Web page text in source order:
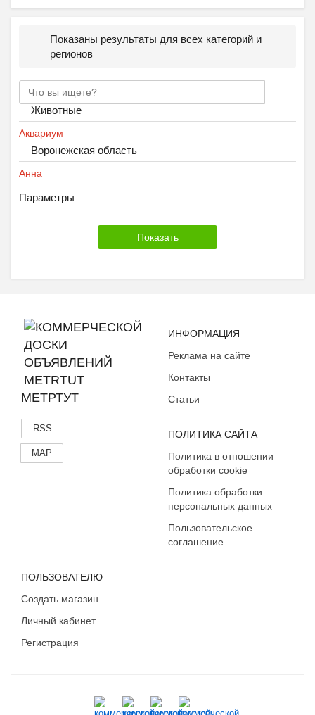
Показаны результаты для всех категорий и
регионов
Животные
Аквариум
Воронежская область
Анна
Параметры
МЕТРТУТ
RSS
MAP
ИНФОРМАЦИЯ
Реклама на сайте
Контакты
Статьи
ПОЛИТИКА САЙТА
Политика в отношении
обработки cookie
Политика обработки
персональных данных
Пользовательское
соглашение
ПОЛЬЗОВАТЕЛЮ
Создать магазин
Личный кабинет
Регистрация